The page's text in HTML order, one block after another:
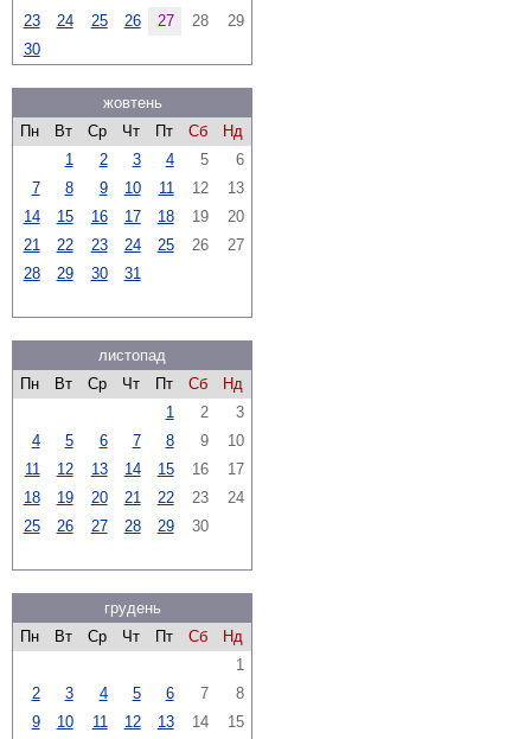
23
24 25 26 27 28
29
30
жовтень
Пн
Вт Ср Чт Пт Сб
Нд
1
2 3 4 5
6
7
8 9 10 11 12
13
14
15 16 17 18 19
20
21
22 23 24 25 26
27
28
29 30 31
листопад
Пн
Вт Ср Чт Пт Сб
Нд
1
2
3
4
5 6 7 8 9
10
11
12 13 14 15 16
17
18
19 20 21 22 23
24
25
26 27 28 29 30
грудень
Пн
Вт Ср Чт Пт Сб
Нд
1
2
3 4 5 6 7
8
9
10 11 12 13 14
15